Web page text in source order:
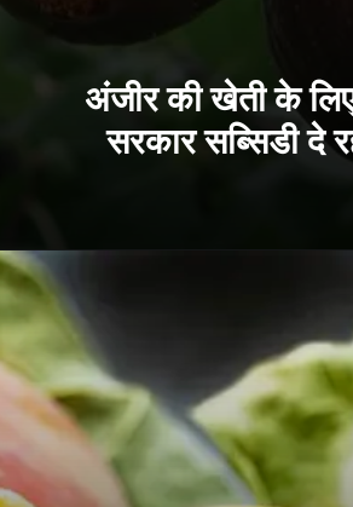
अंजीर की खेती के
सरकार सब्सिडी दे